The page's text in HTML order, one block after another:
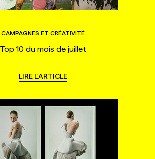
CAMPAGNES ET CRÉATIVITÉ
Top 10 du mois de juillet
LIRE L'ARTICLE